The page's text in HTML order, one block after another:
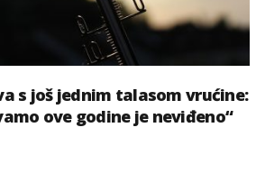
s još jednim talasom vrućine:
ove godine je neviđeno“